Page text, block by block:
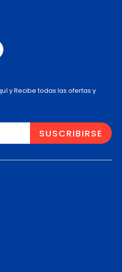
y Recibe todas las ofertas y